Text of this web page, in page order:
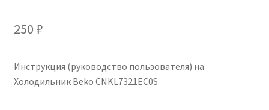
250 ₽
Инструкция (руководство пользователя) на
Холодильник Beko CNKL7321EC0S